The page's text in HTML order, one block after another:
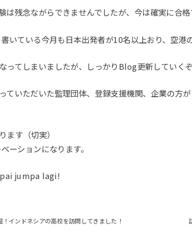
は残念ながらできませんでしたが、今は確実に合格
いている今月も日本出発者が10名以上おり、空港
ってしまいましたが、しっかりBlog更新していく
ていただいた監理団体、登録支援機関、企業の方
ます（切実）
ーションになります。
jumpa lagi!
！インドネシアの高校を訪問してきました！